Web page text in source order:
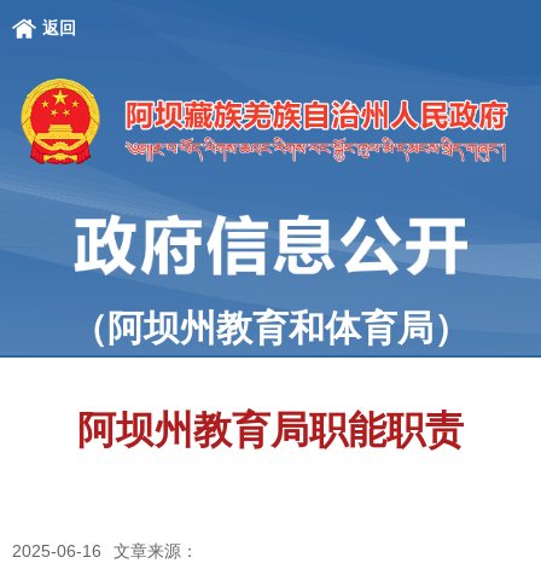
返回
（阿坝州教育和体育局）
阿坝州教育局职能职责
2025-06-16
文章来源：